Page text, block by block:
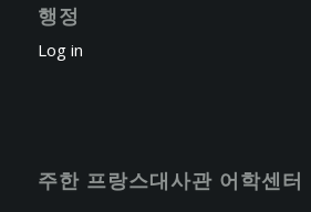
행정
Log in
주한 프랑스대사관 어학센터